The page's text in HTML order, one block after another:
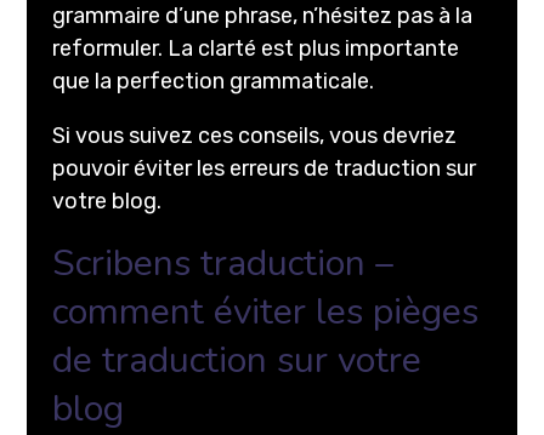
grammaire d’une phrase, n’hésitez pas à la
reformuler. La clarté est plus importante
que la perfection grammaticale.
Si vous suivez ces conseils, vous devriez
pouvoir éviter les erreurs de traduction sur
votre blog.
Scribens traduction –
comment éviter les pièges
de traduction sur votre
blog